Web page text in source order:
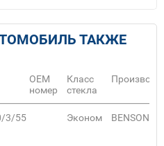
ТАКЖЕ
ОЕМ
номер
Класс
стекла
3/55 Эконом BENSON